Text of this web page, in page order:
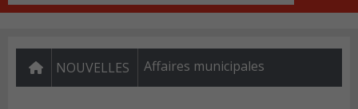
NOUVELLES Affaires municipales